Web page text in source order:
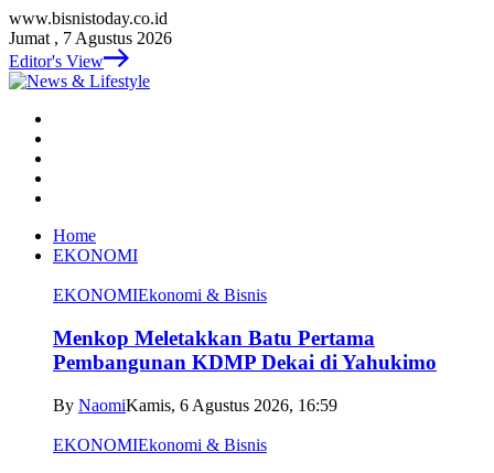
www.bisnistoday.co.id
Jumat , 7 Agustus 2026
Editor's View
Home
EKONOMI
EKONOMIEkonomi & Bisnis
Menkop Meletakkan Batu Pertama
Pembangunan KDMP Dekai di Yahukimo
By NaomiKamis, 6 Agustus 2026, 16:59
EKONOMIEkonomi & Bisnis